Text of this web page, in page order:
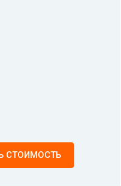
СТОИМОСТЬ